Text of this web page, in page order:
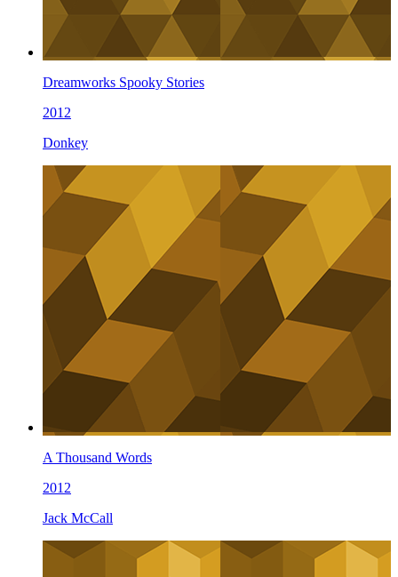
Dreamworks Spooky Stories
2012
Donkey
A Thousand Words
2012
Jack McCall